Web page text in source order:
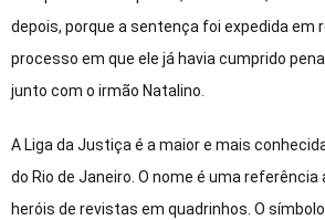
depois, porque a sentença foi expedida em
processo em que ele já havia cumprido
junto com o irmão Natalino.
A Liga da Justiça é a maior e mais
do Rio de Janeiro. O nome é uma referência
heróis de revistas em quadrinhos. O